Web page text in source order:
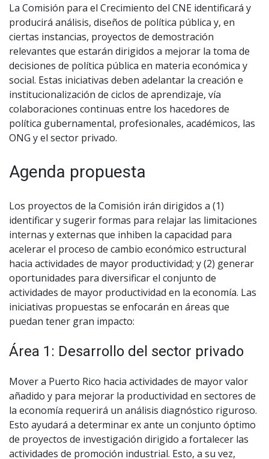
La Comisión para el Crecimiento del CNE identificará y
producirá análisis, diseños de política pública y, en
ciertas instancias, proyectos de demostración
relevantes que estarán dirigidos a mejorar la toma de
decisiones de política pública en materia económica y
social. Estas iniciativas deben adelantar la creación e
institucionalización de ciclos de aprendizaje, vía
colaboraciones continuas entre los hacedores de
política gubernamental, profesionales, académicos, las
ONG y el sector privado.
Agenda propuesta
Los proyectos de la Comisión irán dirigidos a (1)
identificar y sugerir formas para relajar las limitaciones
internas y externas que inhiben la capacidad para
acelerar el proceso de cambio económico estructural
hacia actividades de mayor productividad; y (2) generar
oportunidades para diversificar el conjunto de
actividades de mayor productividad en la economía. Las
iniciativas propuestas se enfocarán en áreas que
puedan tener gran impacto:
Área 1: Desarrollo del sector privado
Mover a Puerto Rico hacia actividades de mayor valor
añadido y para mejorar la productividad en sectores de
la economía requerirá un análisis diagnóstico riguroso.
Esto ayudará a determinar ex ante un conjunto óptimo
de proyectos de investigación dirigido a fortalecer las
actividades de promoción industrial. Esto, a su vez,